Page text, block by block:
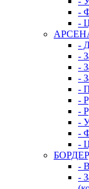
-
-
-
-
-
-
-
-
-
-
-
-
-
-